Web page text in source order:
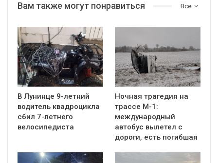
Все
Вам также могут понравиться
В Лунинце 9-летний
водитель квадроцикла
сбил 7-летнего
велосипедиста
Ночная трагедия на
трассе М-1:
международный
автобус вылетел с
дороги, есть погибшая